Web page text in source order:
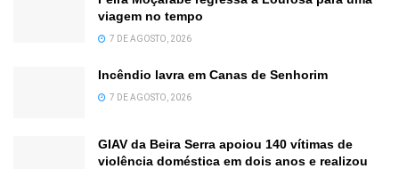
viagem no tempo
7 DE AGOSTO, 2026
Incêndio lavra em Canas de Senhorim
7 DE AGOSTO, 2026
GIAV da Beira Serra apoiou 140 vítimas de
violência doméstica em dois anos e realizou